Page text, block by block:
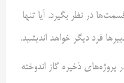
در نظر بگیرد. آیا تنها
فرد دیگر خواهد اندیشید.
پروژه‌های ذخیره گاز اندوخته